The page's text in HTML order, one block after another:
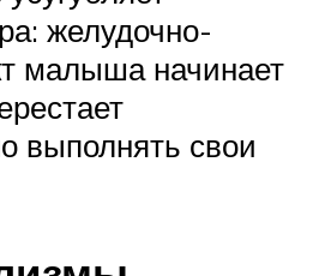
желудочно-
малыша начинает
выполнять свои